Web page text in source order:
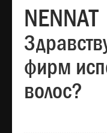
NENNAT
фирм
волос?